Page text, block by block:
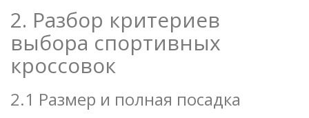
2. Разбор критериев
выбора спортивных
кроссовок
2.1 Размер и полная посадка